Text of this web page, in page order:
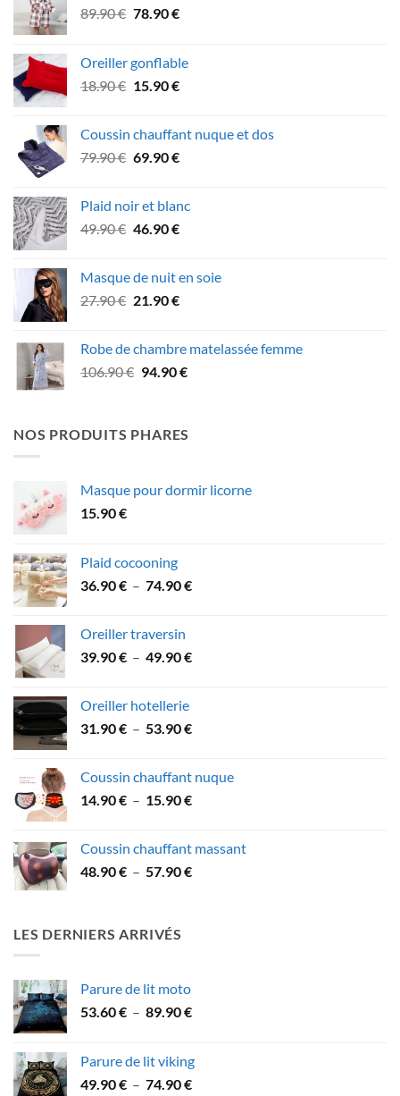
89.90€ Le
était :
89.90 €.
78.90€Le
est :
78.90 €.
Oreiller gonflable
18.90€ Le
était :
18.90 €.
15.90€Le
est :
15.90 €.
Coussin chauffant nuque et dos
79.90€ Le
était :
79.90 €.
69.90€Le
est :
69.90 €.
Plaid noir et blanc
49.90€ Le
était :
49.90 €.
46.90€Le
est :
46.90 €.
Masque de nuit en soie
27.90€ Le
était :
27.90 €.
21.90€Le
est :
21.90 €.
Robe de chambre matelassée femme
106.90€ Le
était :
106.90 €.
94.90€Le
est :
94.90 €.
NOS PRODUITS PHARES
Masque pour dormir licorne
15.90€
Plaid cocooning
36.90€ – 74.90€Plage
à
Oreiller traversin
39.90€ – 49.90€Plage
à
Oreiller hotellerie
31.90€ – 53.90€Plage
31.90 €
à
Coussin chauffant nuque
14.90€ – 15.90€Plage
14.90 €
à
Coussin chauffant massant
48.90€ – 57.90€Plage
LES DERNIERS ARRIVÉS
Parure de lit moto
53.60€ – 89.90€Plage
53.60 €
à
Parure de lit viking
49.90€ – 74.90€Plage